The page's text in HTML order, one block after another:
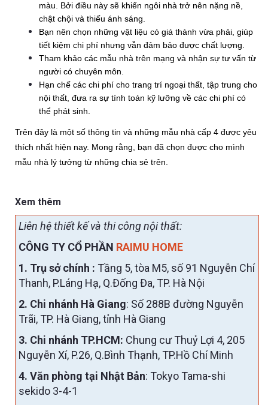
màu. Bởi điều này sẽ khiến ngôi nhà trở nên nặng nề,
chật chội và thiếu ánh sáng.
Bạn nên chọn những vật liệu có giá thành vừa phải, giúp
tiết kiệm chi phí nhưng vẫn đảm bảo được chất lượng.
Tham khảo các mẫu nhà trên mạng và nhận sự tư vấn từ
người có chuyên môn.
Hạn chế các chi phí cho trang trí ngoại thất, tập trung cho
nội thất, đưa ra sự tính toán kỹ lưỡng về các chi phí có
thể phát sinh.
Trên đây là một số thông tin và những mẫu nhà cấp 4 được yêu
thích nhất hiện nay. Mong rằng, bạn đã chọn được cho mình
mẫu nhà lý tưởng từ những chia sẻ trên.
Xem thêm
Liên hệ thiết kế và thi công nội thất:
CÔNG TY CỔ PHẦN RAIMU HOME
1. Trụ sở chính : Tầng 5, tòa M5, số 91 Nguyễn Chí
Thanh, P.Láng Hạ, Q.Đống Đa, TP. Hà Nội
2. Chi nhánh Hà Giang: Số 288B đường Nguyễn
Trãi, TP. Hà Giang, tỉnh Hà Giang
3. Chi nhánh TP.HCM: Chung cư Thuỷ Lợi 4, 205
Nguyễn Xí, P.26, Q.Bình Thạnh, TP.Hồ Chí Minh
4. Văn phòng tại Nhật Bản: Tokyo Tama-shi
sekido 3-4-1